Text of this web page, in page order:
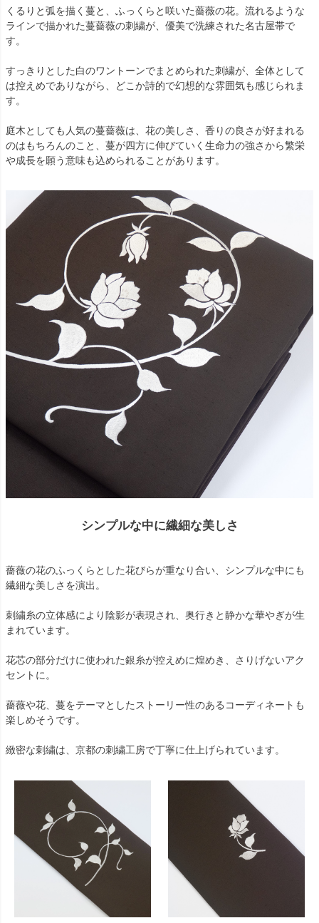
くるりと弧を描く蔓と、ふっくらと咲いた薔薇の花。流れるような
ラインで描かれた蔓薔薇の刺繍が、優美で洗練された名古屋帯で
す。
すっきりとした白のワントーンでまとめられた刺繍が、全体として
は控えめでありながら、どこか詩的で幻想的な雰囲気も感じられま
す。
庭木としても人気の蔓薔薇は、花の美しさ、香りの良さが好まれる
のはもちろんのこと、蔓が四方に伸びていく生命力の強さから繁栄
や成長を願う意味も込められることがあります。
シンプルな中に繊細な美しさ
薔薇の花のふっくらとした花びらが重なり合い、シンプルな中にも
繊細な美しさを演出。
刺繍糸の立体感により陰影が表現され、奥行きと静かな華やぎが生
まれています。
花芯の部分だけに使われた銀糸が控えめに煌めき、さりげないアク
セントに。
薔薇や花、蔓をテーマとしたストーリー性のあるコーディネートも
楽しめそうです。
緻密な刺繍は、京都の刺繍工房で丁寧に仕上げられています。